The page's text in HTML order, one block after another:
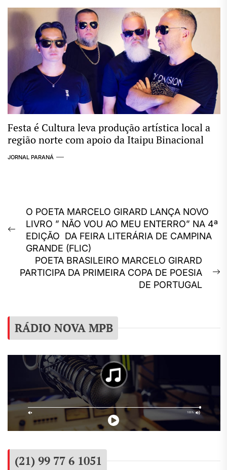
Festa é Cultura leva produção artística local a
região norte com apoio da Itaipu Binacional
JORNAL PARANÁ
Navegação
de
Post
Previous
post:
O POETA MARCELO GIRARD LANÇA NOVO
LIVRO ” NÃO VOU AO MEU ENTERRO” NA 4ª
EDIÇÃO DA FEIRA LITERÁRIA DE CAMPINA
GRANDE (FLIC)
POETA BRASILEIRO MARCELO GIRARD
PARTICIPA DA PRIMEIRA COPA DE POESIA
DE PORTUGAL
RÁDIO NOVA MPB
(21) 99 77 6 1051